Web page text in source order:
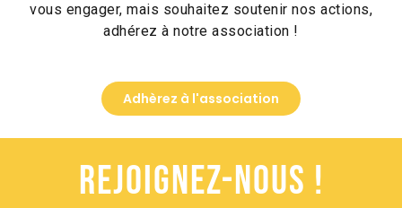
vous engager, mais souhaitez soutenir nos actions,
adhérez à notre association !
Adhèrez à l'association
Rejoignez-nous !